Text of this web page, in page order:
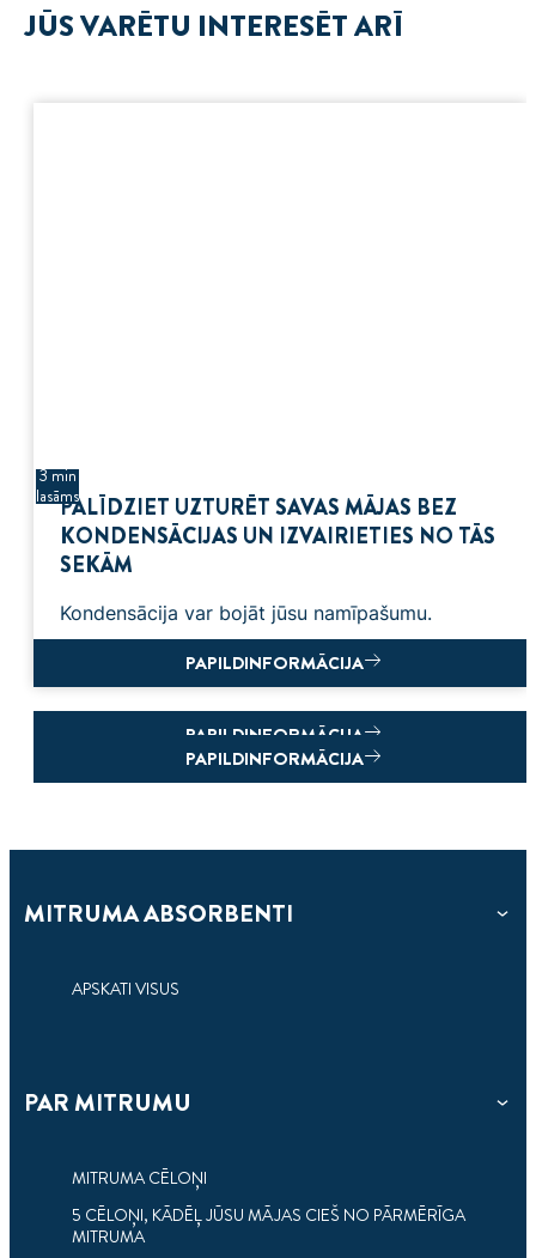
JŪS VARĒTU INTERESĒT ARĪ
3 min
lasāmsPALĪDZIET UZTURĒT SAVAS MĀJAS BEZ
KONDENSĀCIJAS UN IZVAIRIETIES NO TĀS
SEKĀM
Kondensācija var bojāt jūsu namīpašumu.
PAPILDINFORMĀCIJA
lasāms5 IEGUVUMI NO TĀ, KA MĀJĀS IR MITRUMA
Galvenie ieguvumi no mitruma absorbenta
izmantošanas mājās.
PAPILDINFORMĀCIJA
MITRUMU
Uzziniet vairāk par mitrumu un mitruma
absorbentiem.
PAPILDINFORMĀCIJA
MITRUMA ABSORBENTI
APSKATI VISUS
PAR MITRUMU
MITRUMA CĒLOŅI
5 CĒLOŅI, KĀDĒĻ JŪSU MĀJAS CIEŠ NO PĀRMĒRĪGA
MITRUMA